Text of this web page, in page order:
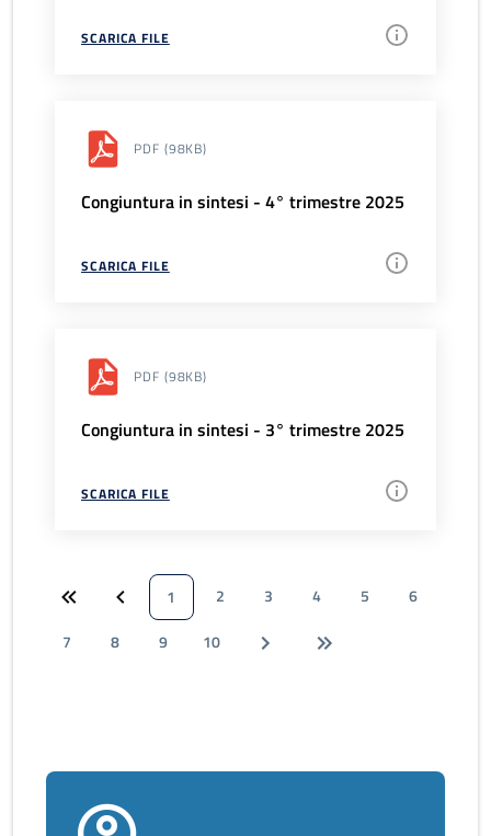
SCARICA FILE
PDF (98KB)
Congiuntura in sintesi - 4° trimestre 2025
SCARICA FILE
PDF (98KB)
Congiuntura in sintesi - 3° trimestre 2025
SCARICA FILE
1 2 3 4 5
6
7
8 9 10